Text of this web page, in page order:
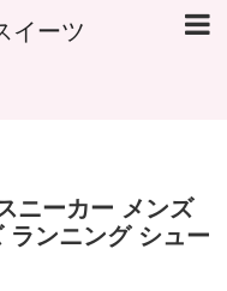
イーツ
ニーカー メンズ
ランニング シュー